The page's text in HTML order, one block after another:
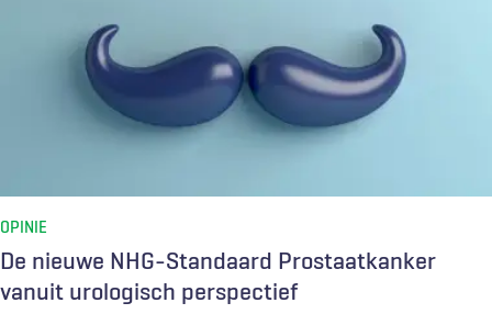
2008;122:871-6.
De nieuwe NHG-Standaard Prostaatkanker
vanuit urologisch perspectief
OPINIE